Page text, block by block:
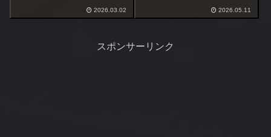
が、潮周り・海水温などを考え
て釣行断念とした。今週はもう
2026.03.02
超え、先月は1000超え、１月に
累計アクセス数が250...
2026.05.11
スポンサーリンク